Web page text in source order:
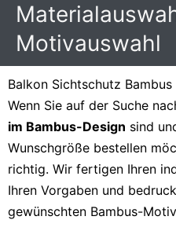
Motivauswahl
Balkon Sichtschutz Bambus
Wenn Sie auf der Suche
im Bambus-Design sind
Wunschgröße bestellen
richtig. Wir fertigen Ihren
Ihren Vorgaben und
gewünschten Bambus-